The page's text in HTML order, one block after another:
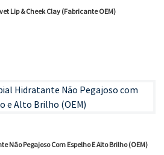
Lip & Cheek Clay (Fabricante OEM)
Não Pegajoso Com Espelho E Alto Brilho (OEM)